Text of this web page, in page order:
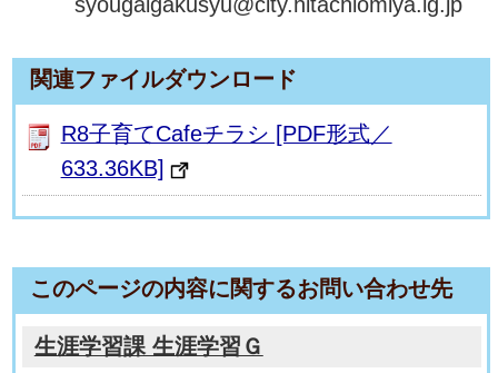
関連ファイルダウンロード
R8子育てCafeチラシ [PDF形式／
633.36KB]
このページの内容に関するお問い合わせ先
生涯学習課 生涯学習Ｇ